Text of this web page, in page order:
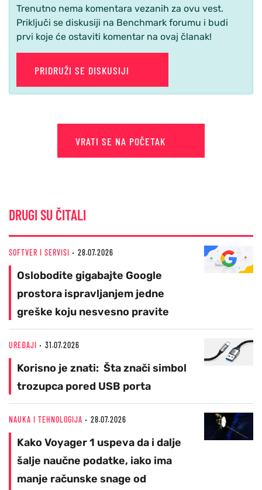
Trenutno nema komentara vezanih za ovu vest.
Priključi se diskusiji na Benchmark forumu i budi
prvi koje će ostaviti komentar na ovaj članak!
PRIDRUŽI SE DISKUSIJI
VRATI SE NA POČETAK
DRUGI SU ČITALI
SOFTVER I SERVISI 28.07.2026
Oslobodite gigabajte Google
prostora ispravljanjem jedne
greške koju nesvesno pravite
UREĐAJI 31.07.2026
Korisno je znati: Šta znači simbol
trozupca pored USB porta
NAUKA I TEHNOLOGIJA 28.07.2026
Kako Voyager 1 uspeva da i dalje
šalje naučne podatke, iako ima
manje računske snage od